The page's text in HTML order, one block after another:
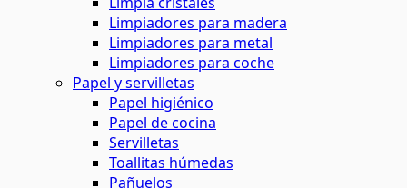
Limpiadores para madera
Limpiadores para metal
Limpiadores para coche
Papel y servilletas
Papel higiénico
Papel de cocina
Servilletas
Toallitas húmedas
Pañuelos